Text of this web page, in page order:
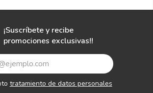
¡Suscríbete y recibe
promociones exclusivas!!
tratamiento de datos personales